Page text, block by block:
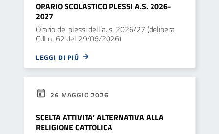
ORARIO SCOLASTICO PLESSI A.S. 2026-
2027
Orario dei plessi dell’a. s. 2026/27 (delibera
CdI n. 62 del 29/06/2026)
LEGGI DI PIÙ
26 MAGGIO 2026
SCELTA ATTIVITA’ ALTERNATIVA ALLA
RELIGIONE CATTOLICA